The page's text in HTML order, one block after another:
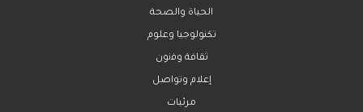
الحياة والصحة
تكنولوجيا وعلوم
ﺛﻘﺎﻓﺔ وﻓﻧون
إعلام وتواصل
مرئيات